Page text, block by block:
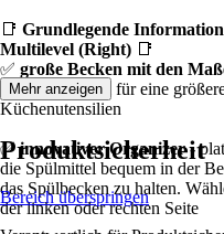
📑 Grundlegende
Multilevel (Right) 📑
✅ große Becken mit den
eignet sich ideal für eine
Küchenutensilien
✅innovativer Organizer -
die Spülmittel bequem in der
das Spülbecken zu halten.
der linken oder rechten Seite
Mehr anzeigen
Produktsicherheit
Bereich überspringen